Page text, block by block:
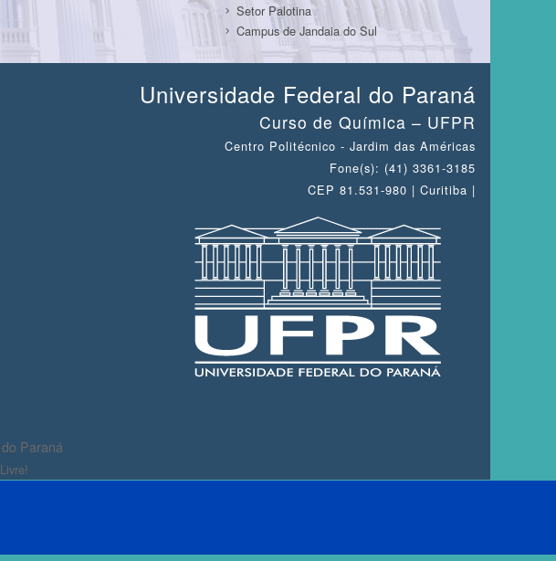
Setor Palotina
Campus de Jandaia do Sul
Universidade Federal do Paraná
Curso de Química – UFPR
Centro Politécnico - Jardim das Américas
Fone(s): (41) 3361-3185
CEP 81.531-980 | Curitiba |
Paraná